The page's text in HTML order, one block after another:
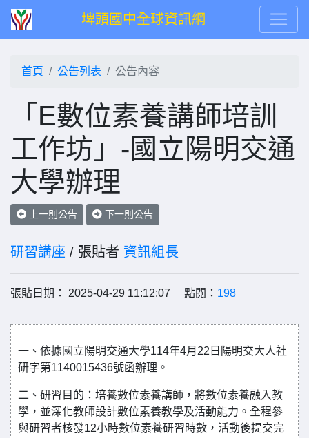
埤頭國中全球資訊網
首頁 公告列表 公告內容
「E數位素養講師培訓
工作坊」-國立陽明交通
大學辦理
上一則公告 下一則公告
研習講座 / 張貼者 資訊組長
張貼日期： 2025-04-29 11:12:07 點閱： 198
一、依據國立陽明交通大學114年4月22日陽明交大人社
研字第1140015436號函辦理。
二、研習目的：培養數位素養講師，將數位素養融入教
學，並深化教師設計數位素養教學及活動能力。全程參
與研習者核發12小時數位素養研習時數，活動後提交完